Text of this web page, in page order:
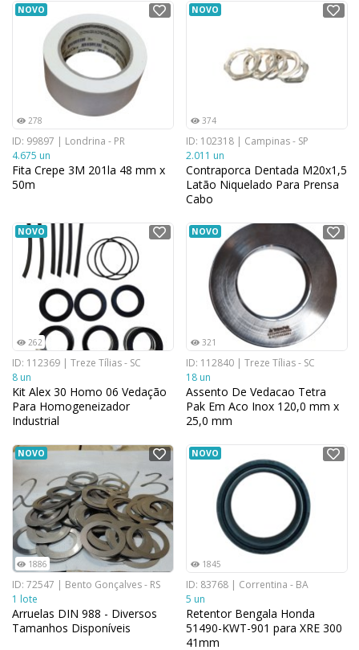
NOVO
278
ID: 99897 | Londrina - PR
4.675 un
Fita Crepe 3M 201la 48 mm x
50m
NOVO
374
ID: 102318 | Campinas - SP
2.011 un
Contraporca Dentada M20x1,5
Latão Niquelado Para Prensa
Cabo
NOVO
262
ID: 112369 | Treze Tílias - SC
8 un
Kit Alex 30 Homo 06 Vedação
Para Homogeneizador
Industrial
NOVO
321
ID: 112840 | Treze Tílias - SC
18 un
Assento De Vedacao Tetra
Pak Em Aco Inox 120,0 mm x
25,0 mm
NOVO
1886
ID: 72547 | Bento Gonçalves - RS
1 lote
Arruelas DIN 988 - Diversos
Tamanhos Disponíveis
NOVO
1845
ID: 83768 | Correntina - BA
5 un
Retentor Bengala Honda
51490-KWT-901 para XRE 300
41mm